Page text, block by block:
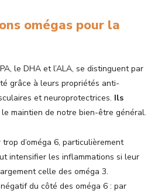
omégas pour la
le DHA et l’ALA, se distinguent par
grâce à leurs propriétés anti-
et neuroprotectrices. Ils
maintien de notre bien-être général.
d’oméga 6, particulièrement
intensifier les inflammations si leur
celle des oméga 3.
du côté des oméga 6 : par